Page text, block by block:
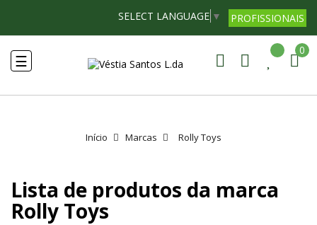
PROFISSIONAIS
SELECT LANGUAGE ▼
Toggle
navigation
☰
0
Início Marcas Rolly Toys
Lista de produtos da marca
Rolly Toys